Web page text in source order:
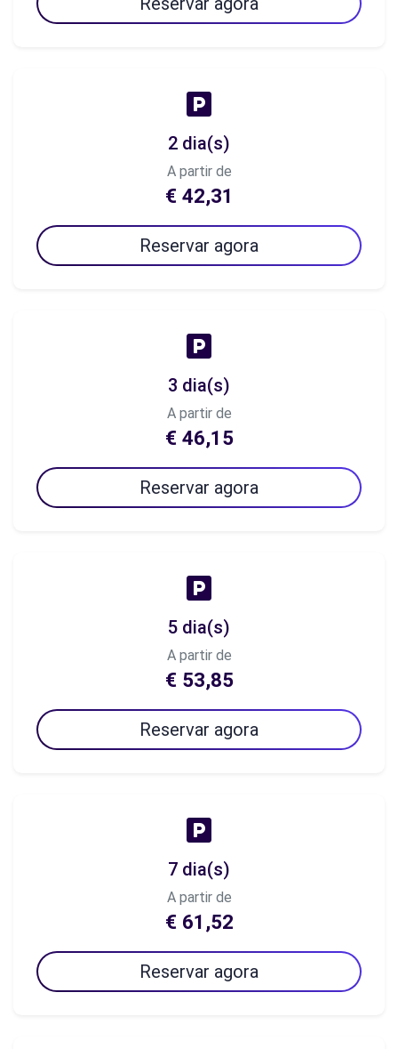
2 dia(s)
A partir de
€ 42,31
Reservar agora
3 dia(s)
A partir de
€ 46,15
Reservar agora
5 dia(s)
A partir de
€ 53,85
Reservar agora
7 dia(s)
A partir de
€ 61,52
Reservar agora